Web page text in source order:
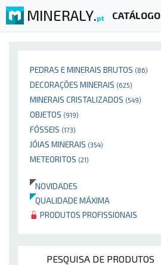
MINERALY.pt CATÁLOGO
PEDRAS E MINERAIS BRUTOS (86)
DECORAÇÕES MINERAIS (625)
MINERAIS CRISTALIZADOS (549)
OBJETOS (919)
FÓSSEIS (173)
JÓIAS MINERAIS (354)
METEORITOS (21)
NOVIDADES
QUALIDADE MÁXIMA
PRODUTOS PROFISSIONAIS
PESQUISA DE PRODUTOS